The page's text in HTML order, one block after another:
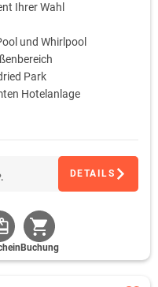
Ihrer Wahl
und Whirlpool
Park
Hotelanlage
DETAILS
Buchung